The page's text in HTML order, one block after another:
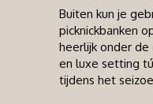
Buiten kun je
picknickbanken
heerlijk onder de
en luxe setting
tijdens het